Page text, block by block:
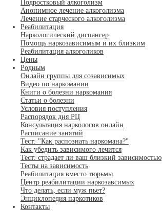
Подростковый алкоголизм
Анонимное лечение алкоголизма
Лечение старческого алкоголизма
Реабилитация
Наркологический диспансер
Помощь наркозависимым и их близким
Реабилитация алкоголиков
Цены
Родным
Онлайн группы для созависимых
Видео по наркомании
Книги о болезни наркомания
Статьи о болезни
Условия поступления
Распорядок дня РЦ
Консультация наркологов онлайн
Расписание занятий
Тест: "Как распознать наркомана?"
Как убедить зависимого лечится
Тест: страдает ли ваш близкий зависимостью
Тесты на зависимость
Реабилитация вместо тюрьмы
Центр реабилитации наркозавсимых
Что делать, если муж пьет?
Энциклопедия наркотиков
Контакты